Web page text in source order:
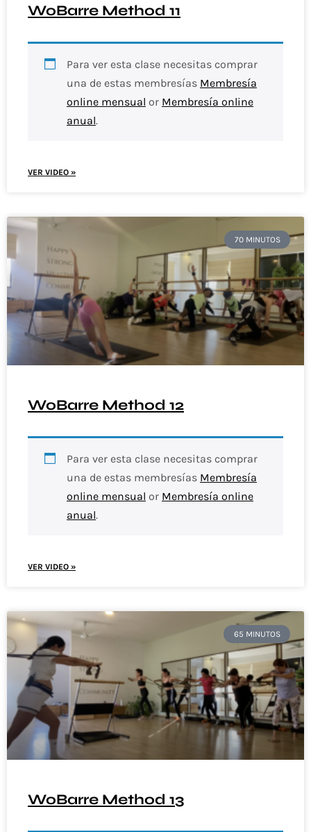
WoBarre Method 11
Para ver esta clase necesitas comprar
una de estas membresías Membresía
online mensual or Membresía online
anual.
VER VIDEO »
70 MINUTOS
WoBarre Method 12
Para ver esta clase necesitas comprar
una de estas membresías Membresía
online mensual or Membresía online
anual.
VER VIDEO »
65 MINUTOS
WoBarre Method 13